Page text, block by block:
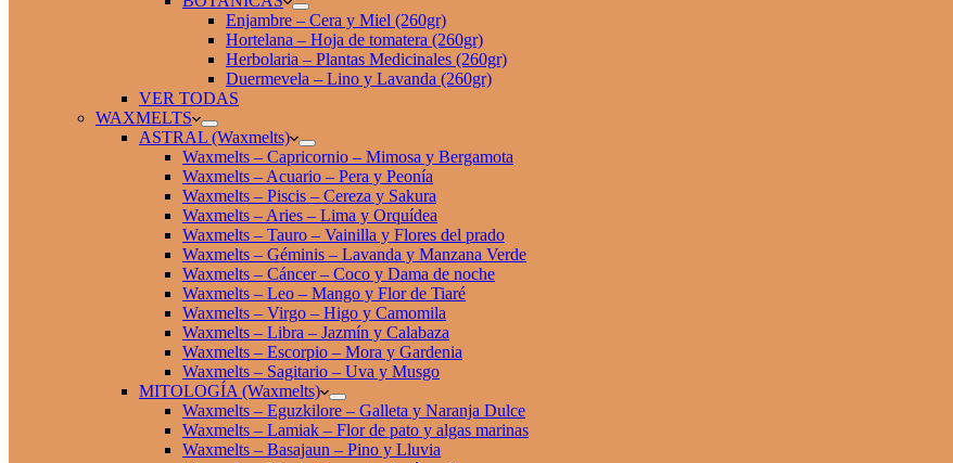
Enjambre – Cera y Miel (260gr)
Hortelana – Hoja de tomatera (260gr)
Herbolaria – Plantas Medicinales (260gr)
Duermevela – Lino y Lavanda (260gr)
VER TODAS
WAXMELTS
ASTRAL (Waxmelts)
Waxmelts – Capricornio – Mimosa y Bergamota
Waxmelts – Acuario – Pera y Peonía
Waxmelts – Piscis – Cereza y Sakura
Waxmelts – Aries – Lima y Orquídea
Waxmelts – Tauro – Vainilla y Flores del prado
Waxmelts – Géminis – Lavanda y Manzana Verde
Waxmelts – Cáncer – Coco y Dama de noche
Waxmelts – Leo – Mango y Flor de Tiaré
Waxmelts – Virgo – Higo y Camomila
Waxmelts – Libra – Jazmín y Calabaza
Waxmelts – Escorpio – Mora y Gardenia
Waxmelts – Sagitario – Uva y Musgo
MITOLOGÍA (Waxmelts)
Waxmelts – Eguzkilore – Galleta y Naranja Dulce
Waxmelts – Lamiak – Flor de pato y algas marinas
Waxmelts – Basajaun – Pino y Lluvia